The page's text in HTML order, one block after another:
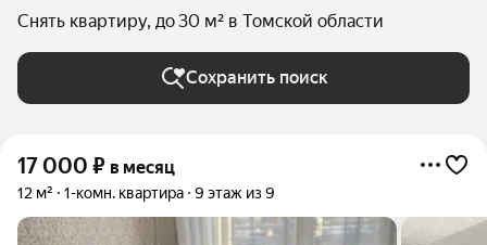
Снять квартиру, до 30 м² в Томской области
Сохранить поиск
17 000 ₽ в месяц
12 м² 1-комн. квартира 9 этаж из 9